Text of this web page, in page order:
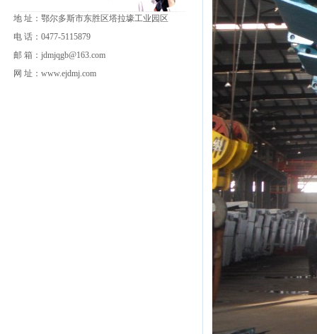
地 址：鄂尔多斯市东胜区塔拉壕工业园区
电 话：0477-5115879
邮 箱：jdmjqgb@163.com
网 址：www.ejdmj.com